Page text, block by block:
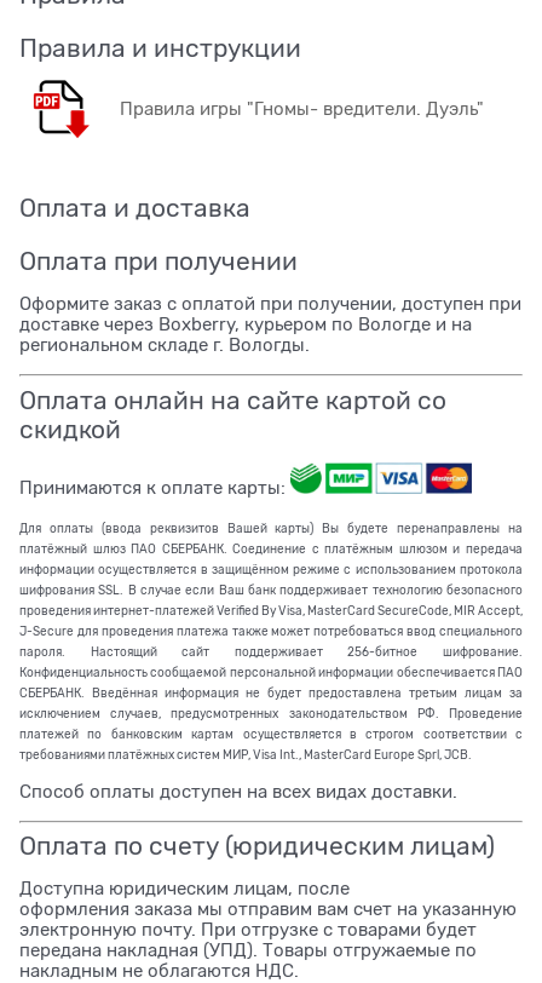
Правила и инструкции
Правила игры "Гномы- вредители. Дуэль"
Оплата и доставка
Оплата при получении
Оформите заказ с оплатой при получении, доступен при
доставке через Boxberry, курьером по Вологде и на
региональном складе г. Вологды.
Оплата онлайн на сайте картой со
скидкой
Принимаются к оплате карты:
Для оплаты (ввода реквизитов Вашей карты) Вы будете перенаправлены на
платёжный шлюз ПАО СБЕРБАНК. Соединение с платёжным шлюзом и передача
информации осуществляется в защищённом режиме с использованием протокола
шифрования SSL. В случае если Ваш банк поддерживает технологию безопасного
проведения интернет-платежей Verified By Visa, MasterCard SecureCode, MIR Accept,
J-Secure для проведения платежа также может потребоваться ввод специального
пароля. Настоящий сайт поддерживает 256-битное шифрование.
Конфиденциальность сообщаемой персональной информации обеспечивается ПАО
СБЕРБАНК. Введённая информация не будет предоставлена третьим лицам за
исключением случаев, предусмотренных законодательством РФ. Проведение
платежей по банковским картам осуществляется в строгом соответствии с
требованиями платёжных систем МИР, Visa Int., MasterCard Europe Sprl, JCB.
Способ оплаты доступен на всех видах доставки.
Оплата по счету (юридическим лицам)
Доступна юридическим лицам, после
оформления заказа мы отправим вам счет на указанную
электронную почту. При отгрузке с товарами будет
передана накладная (УПД). Товары отгружаемые по
накладным не облагаются НДС.